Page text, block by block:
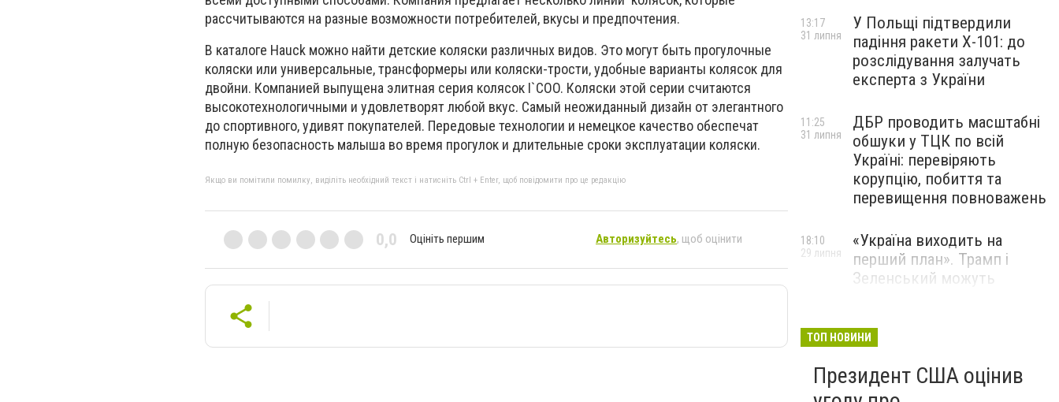
рассчитываются на разные возможности потребителей, вкусы и предпочтения.
В каталоге Hauck можно найти детские коляски различных видов. Это могут быть прогулочные
коляски или универсальные, трансформеры или коляски-трости, удобные варианты колясок для
двойни. Компанией выпущена элитная серия колясок I`COO. Коляски этой серии считаются
высокотехнологичными и удовлетворят любой вкус. Самый неожиданный дизайн от элегантного
до спортивного, удивят покупателей. Передовые технологии и немецкое качество обеспечат
полную безопасность малыша во время прогулок и длительные сроки эксплуатации коляски.
Якщо ви помітили помилку, виділіть необхідний текст і натисніть Ctrl + Enter, щоб повідомити про це редакцію
0,0 Оцініть першим Авторизуйтесь, щоб оцінити
У Польщі підтвердили
падіння ракети Х-101: до
розслідування залучать
експерта з України
13:17
31 липня
ДБР проводить масштабні
обшуки у ТЦК по всій
Україні: перевіряють
корупцію, побиття та
перевищення повноважень
11:25
31 липня
«Україна виходить на
перший план». Трамп і
Зеленський можуть
18:10
29 липня
навчання зі зміцнення
доброчесності й
29 липня
ТОП НОВИНИ
Президент США оцінив